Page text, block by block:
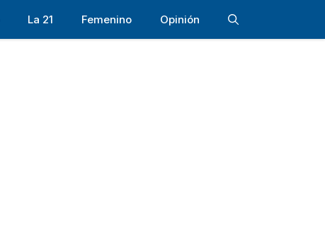
La 21 Femenino Opinión